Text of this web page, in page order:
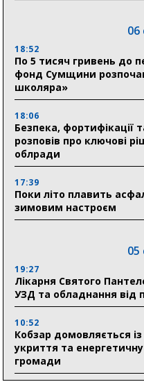
06
18:52
По 5 тисяч гривень до
фонд Сумщини
школяра»
18:06
Безпека, фортифікації
розповів про ключові
облради
17:39
Поки літо плавить
зимовим настроєм
05
19:27
Лікарня Святого
УЗД та обладнання від
10:52
Кобзар домовляється
укриття та
громади